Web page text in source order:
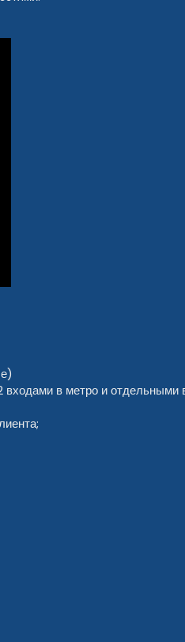
в метро и отдельными